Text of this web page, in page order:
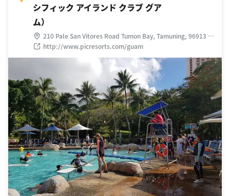
シフィック アイランド クラブ グア
ム）
210 Pale San Vitores Road Tumon Bay, Tamuning, 96913 グ
アム
http://www.picresorts.com/guam